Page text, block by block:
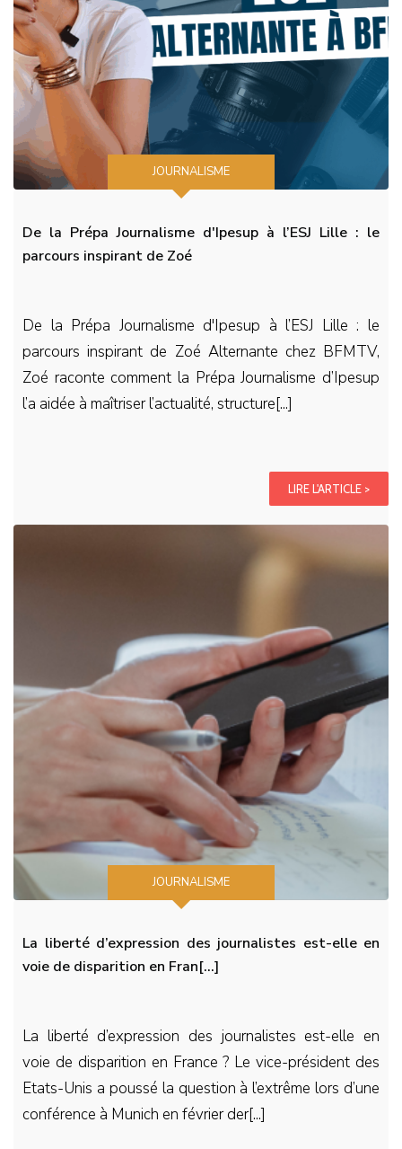
JOURNALISME
De la Prépa Journalisme d'Ipesup à l’ESJ Lille : le
parcours inspirant de Zoé
De la Prépa Journalisme d'Ipesup à l’ESJ Lille : le
parcours inspirant de Zoé Alternante chez BFMTV,
Zoé raconte comment la Prépa Journalisme d’Ipesup
l’a aidée à maîtriser l’actualité, structure[...]
LIRE L'ARTICLE >
JOURNALISME
La liberté d’expression des journalistes est-elle en
voie de disparition en Fran[...]
La liberté d’expression des journalistes est-elle en
voie de disparition en France ? Le vice-président des
Etats-Unis a poussé la question à l’extrême lors d’une
conférence à Munich en février der[...]